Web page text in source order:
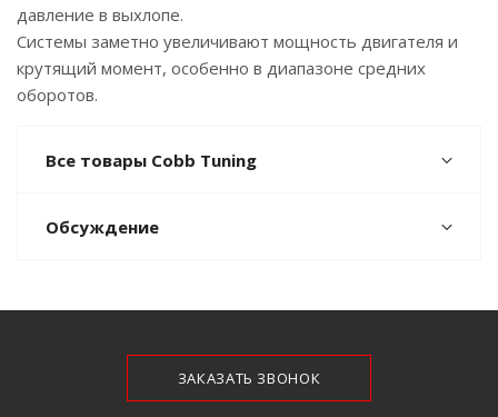
давление в выхлопе.
Системы заметно увеличивают мощность двигателя и
крутящий момент, особенно в диапазоне средних
оборотов.
Все товары Cobb Tuning
Обсуждение
ЗАКАЗАТЬ ЗВОНОК